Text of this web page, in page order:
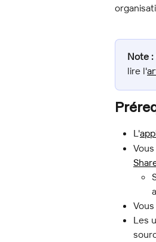
Note :
lire l'
L'
Les